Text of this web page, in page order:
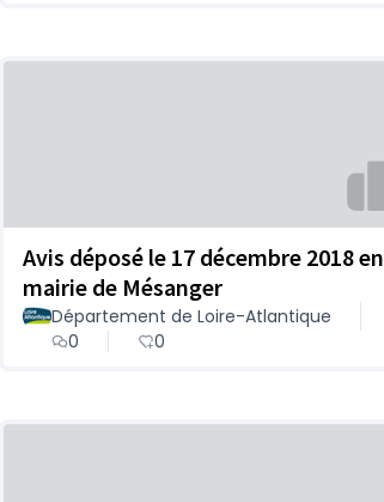
Avis déposé le 17 décembre 2018 en
mairie de Mésanger
Département de Loire-Atlantique
0
0